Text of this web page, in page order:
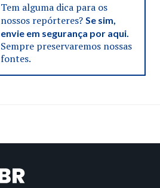
Tem alguma dica para os
nossos repórteres? Se sim,
envie em segurança por aqui.
Sempre preservaremos nossas
fontes.